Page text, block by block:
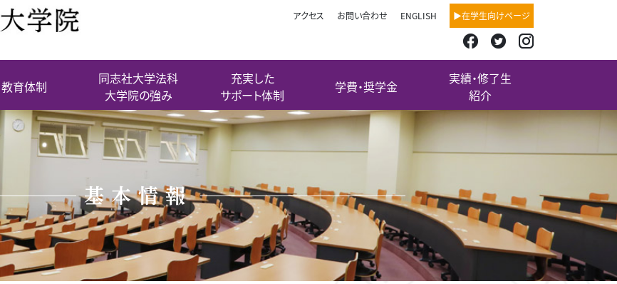
アクセス お問い合わせ ENGLISH ▶在学生向けページ
教育体制
同志社大学法科
大学院の強み
充実した
サポート体制
学費・奨学金
実績・修了生
紹介
基本情報